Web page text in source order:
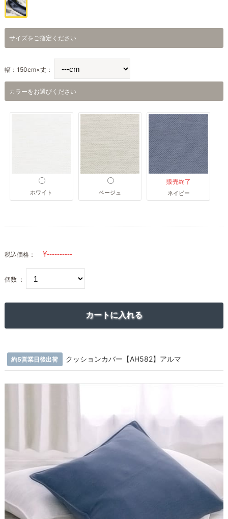
サイズをご指定ください
幅：150cm×丈：
カラーをお選びください
ホワイト ベージュ
販売終了
ネイビー
税込価格：
個数 ：
約5営業日後出荷 クッションカバー【AH582】アルマ